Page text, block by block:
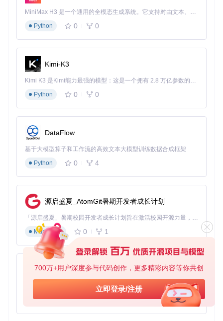
700万+用户深度参与代码创作，更多精彩内容等你共创
立即登录/注册
项目特点
实用性
：代码基于实际运行的操作系统，提供动手实践的机
会。
逐步进阶：从简单到复杂，循序渐进地覆盖操作系统的关键
知识点。
丰富的资源
助材料。
互动性
：提供解决问题的提示，鼓励自主探索，而不是单纯
现在，是时候启动您的操作系统学习之旅了！只需克隆项目并
按照指引进行，每一个挑战都将是您技能树上的一颗璀璨明
珠。在这个过程中，您不仅会收获知识，更会有解决问题的乐
MiniMax H3 是一个通用的全模态生成系统。它支持对由文本、图像、视频和音频组成的多模态上下文进行统一理解，并能生成分辨率高达 2K、时长可达 15 秒的带原生立体声音频的视频。得益于面向任务泛化的系统设计，H3 在预训练阶段就已具备广泛的多模态上下文理解与生成能力，能够出色地执行复杂的多模态指令。
Python
0 0
Kimi-K3
Kimi K3 是Kimi能力最强的模型：这是一个拥有 2.8 万亿参数的混合专家（MoE）模型，具备原生视觉理解能力，并支持 100 万 token 的上下文窗口。
Python
0 0
DataFlow
基于大模型算子和工作流的高效文本大模型训练数据合成框架
Python
0 4
源启盛夏_AtomGit暑期开发者成长计划
「源启盛夏」暑期校园开发者成长计划旨在激活校园开源力量，通过积分激励、认证扶持、资源倾斜等形式，引导高校组织和开发者完成「入驻 — 建项目 — 做贡献 — 获认证 — 得资源」的完整闭环。无论你是想带领社团入驻平台的组织者，还是希望用代码贡献证明自己的开发者，都能在这里找到属于你的成长路径。
Markdown
0 1
py-xiaozhi
基于Python的Xiaozhi AI，适用于想要完整Xiaozhi体验而无需拥有专用硬件的用户。
Python
0 1